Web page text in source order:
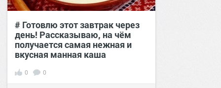
# Готовлю этот завтрак через
день! Рассказываю, на чём
получается самая нежная и
вкусная манная каша
0 0